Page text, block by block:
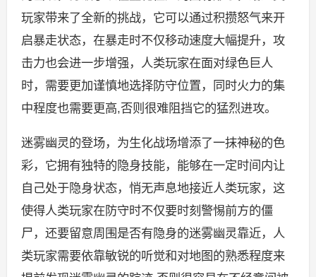
玩家带来了全新的挑战，它可以通过积攒怒气来开
启暴走状态，在暴走时不仅移动速度大幅提升，攻
击力也会进一步增强，人类玩家在面对绿色巨人
时，需要更加谨慎地选择防守位置，同时火力的集
中程度也需要更高,否则很难阻挡它的猛烈进攻。
迷雾幽灵的登场，为生化战场增添了一抹神秘的色
彩，它拥有独特的隐身技能，能够在一定时间内让
自己处于隐身状态，悄无声息地接近人类玩家，这
使得人类玩家在防守时不仅要时刻警惕前方的僵
尸，还要留意周围是否有隐身的迷雾幽灵靠近，人
类玩家需要依靠敏锐的听觉和对地图的熟悉程度来